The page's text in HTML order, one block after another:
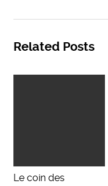
Related Posts
Le coin des